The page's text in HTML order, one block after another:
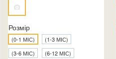
Розмір
(0-1 МІС)
(1-3 МІС)
(3-6 МІС)
(6-12 МІС)